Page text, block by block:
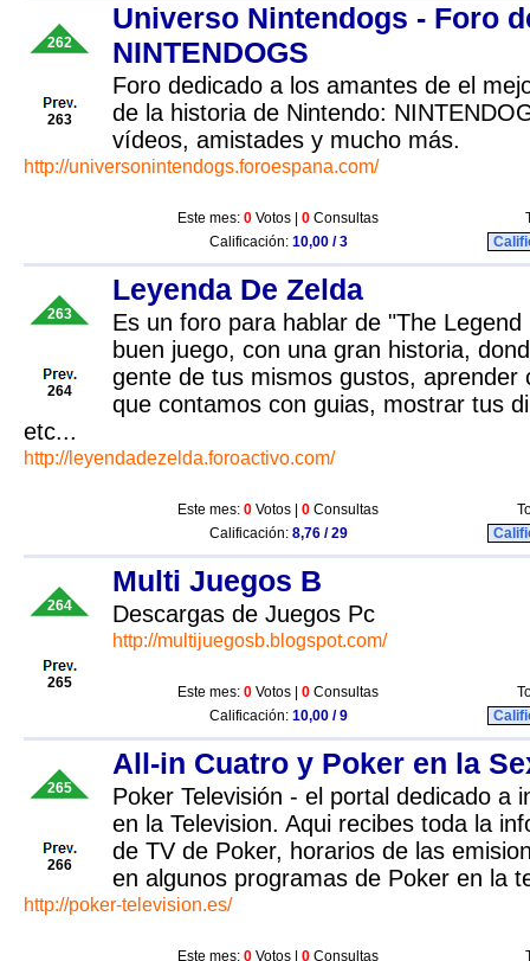
262
263
Universo Nintendogs - Foro
NINTENDOGS
Foro dedicado a los amantes de el
de la historia de Nintendo:
vídeos, amistades y mucho más.
http://universonintendogs.foroespana.com/
Este mes: 0 Votos | 0 Consultas
Calificación: 10,00 / 3
263
264
Leyenda De Zelda
Es un foro para hablar de "The
buen juego, con una gran historia,
gente de tus mismos gustos, aprender
que contamos con guias, mostrar tus
etc...
http://leyendadezelda.foroactivo.com/
Este mes: 0 Votos | 0 Consultas
Calificación: 8,76 / 29
264
265
Multi Juegos B
Descargas de Juegos Pc
http://multijuegosb.blogspot.com/
Este mes: 0 Votos | 0 Consultas
Calificación: 10,00 / 9
265
266
All-in Cuatro y Poker en la
Poker Televisión - el portal dedicado a
en la Television. Aqui recibes toda la
de TV de Poker, horarios de las
en algunos programas de Poker en la
http://poker-television.es/
Este mes: 0 Votos | 0 Consultas